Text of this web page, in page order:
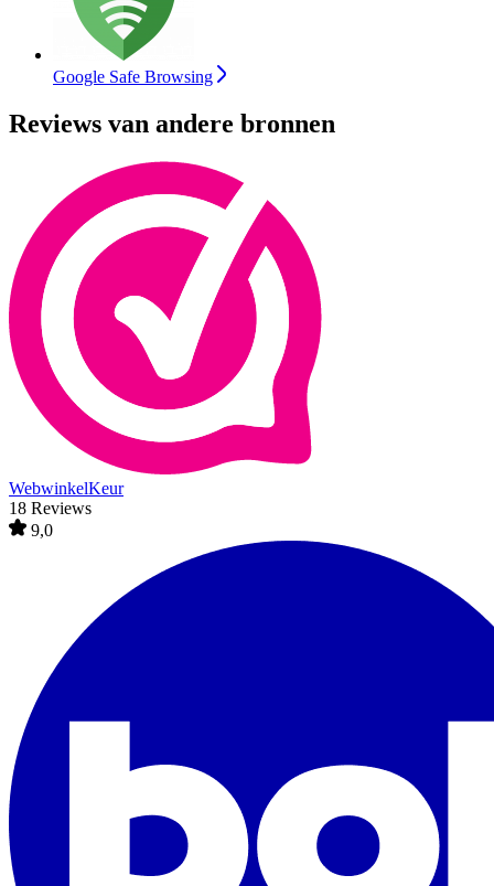
Google Safe Browsing
Reviews van andere bronnen
WebwinkelKeur
18 Reviews
9,0